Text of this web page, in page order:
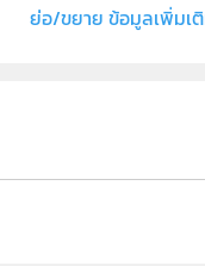
รสอนวิทยาศาสตร์และเทคโนโ
ย่อ/ขยาย ข้อมูลเพิ่มเ